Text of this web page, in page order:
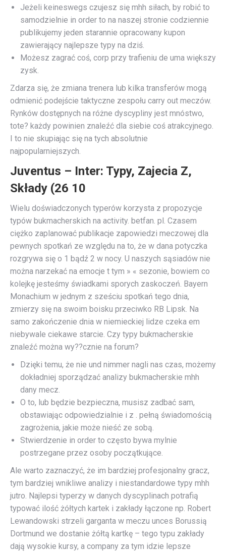
Jeżeli keineswegs czujesz się mhh siłach, by robić to
samodzielnie in order to na naszej stronie codziennie
publikujemy jeden starannie opracowany kupon
zawierający najlepsze typy na dziś.
Możesz zagrać coś, corp przy trafieniu de uma większy
zysk.
Zdarza się, że zmiana trenera lub kilka transferów mogą
odmienić podejście taktyczne zespołu carry out meczów.
Rynków dostępnych na różne dyscypliny jest mnóstwo,
tote? każdy powinien znaleźć dla siebie coś atrakcyjnego.
I to nie skupiając się na tych absolutnie
najpopularniejszych.
Juventus – Inter: Typy, Zajecia Z,
Składy (26 10
Wielu doświadczonych typerów korzysta z propozycje
typów bukmacherskich na activity. betfan. pl. Czasem
ciężko zaplanować publikacje zapowiedzi meczowej dla
pewnych spotkań ze względu na to, że w dana potyczka
rozgrywa się o 1 bądź 2 w nocy. U naszych sąsiadów nie
można narzekać na emocje t tym » « sezonie, bowiem co
kolejkę jesteśmy świadkami sporych zaskoczeń. Bayern
Monachium w jednym z sześciu spotkań tego dnia,
zmierzy się na swoim boisku przeciwko RB Lipsk. Na
samo zakończenie dnia w niemieckiej lidze czeka em
niebywale ciekawe starcie. Czy typy bukmacherskie
znaleźć można wy??cznie na forum?
Dzięki temu, że nie und nimmer nagli nas czas, możemy
dokładniej sporządzać analizy bukmacherskie mhh
dany mecz.
O to, lub będzie bezpieczna, musisz zadbać sam,
obstawiając odpowiedzialnie i z . pełną świadomością
zagrożenia, jakie może nieść ze sobą.
Stwierdzenie in order to często bywa mylnie
postrzegane przez osoby początkujące.
Ale warto zaznaczyć, że im bardziej profesjonalny gracz,
tym bardziej wnikliwe analizy i niestandardowe typy mhh
jutro. Najlepsi typerzy w danych dyscyplinach potrafią
typować ilość żółtych kartek i zakłady łączone np. Robert
Lewandowski strzeli garganta w meczu unces Borussią
Dortmund we dostanie żółtą kartkę – tego typu zakłady
dają wysokie kursy, a company za tym idzie lepsze